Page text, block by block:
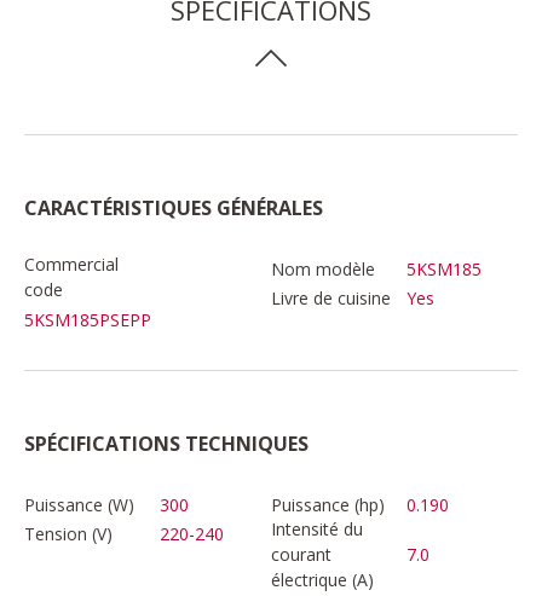
SPÉCIFICATIONS
CARACTÉRISTIQUES GÉNÉRALES
Commercial
code
5KSM185PSEPP
Nom modèle
5KSM185
Livre de cuisine
Yes
SPÉCIFICATIONS TECHNIQUES
Puissance (W) 300 Puissance (hp)
0.190
Tension (V)
220-240
Intensité du
courant
électrique (A)
7.0